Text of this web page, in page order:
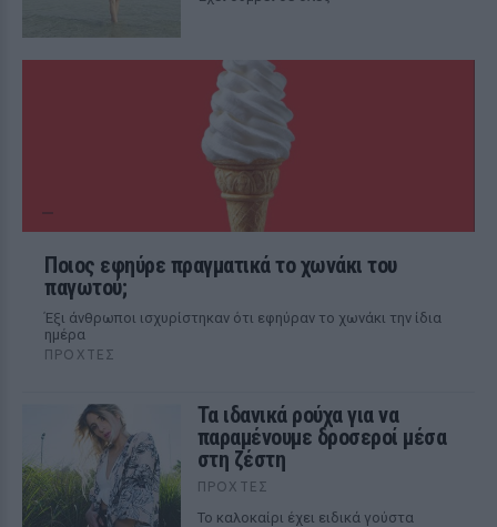
Ποιος εφηύρε πραγματικά το χωνάκι του
παγωτού;
Έξι άνθρωποι ισχυρίστηκαν ότι εφηύραν το χωνάκι την ίδια
ημέρα
ΠΡΟΧΤΈΣ
Τα ιδανικά ρούχα για να
παραμένουμε δροσεροί μέσα
στη ζέστη
ΠΡΟΧΤΈΣ
To καλοκαίρι έχει ειδικά γούστα